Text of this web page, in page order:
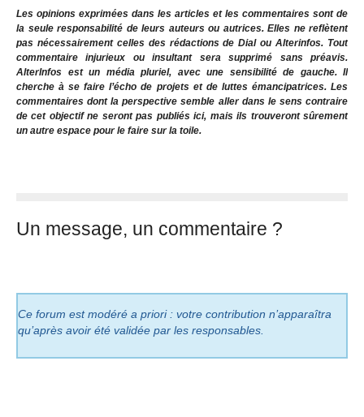
Les opinions exprimées dans les articles et les commentaires sont de
la seule responsabilité de leurs auteurs ou autrices. Elles ne reflètent
pas nécessairement celles des rédactions de Dial ou Alterinfos. Tout
commentaire injurieux ou insultant sera supprimé sans préavis.
AlterInfos est un média pluriel, avec une sensibilité de gauche. Il
cherche à se faire l’écho de projets et de luttes émancipatrices. Les
commentaires dont la perspective semble aller dans le sens contraire
de cet objectif ne seront pas publiés ici, mais ils trouveront sûrement
un autre espace pour le faire sur la toile.
Un message, un commentaire ?
Ce forum est modéré a priori : votre contribution n’apparaîtra
qu’après avoir été validée par les responsables.